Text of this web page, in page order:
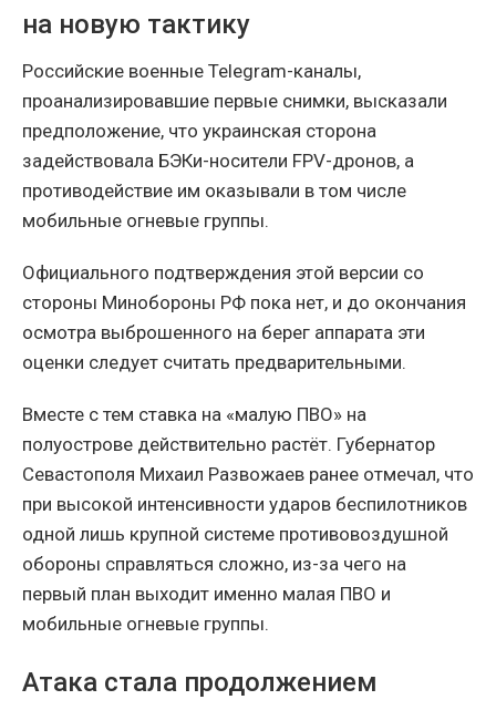
на новую тактику
Российские военные Telegram-каналы,
проанализировавшие первые снимки, высказали
предположение, что украинская сторона
задействовала БЭКи-носители FPV-дронов, а
противодействие им оказывали в том числе
мобильные огневые группы.
Официального подтверждения этой версии со
стороны Минобороны РФ пока нет, и до окончания
осмотра выброшенного на берег аппарата эти
оценки следует считать предварительными.
Вместе с тем ставка на «малую ПВО» на
полуострове действительно растёт. Губернатор
Севастополя Михаил Развожаев ранее отмечал, что
при высокой интенсивности ударов беспилотников
одной лишь крупной системе противовоздушной
обороны справляться сложно, из-за чего на
первый план выходит именно малая ПВО и
мобильные огневые группы.
Атака стала продолжением